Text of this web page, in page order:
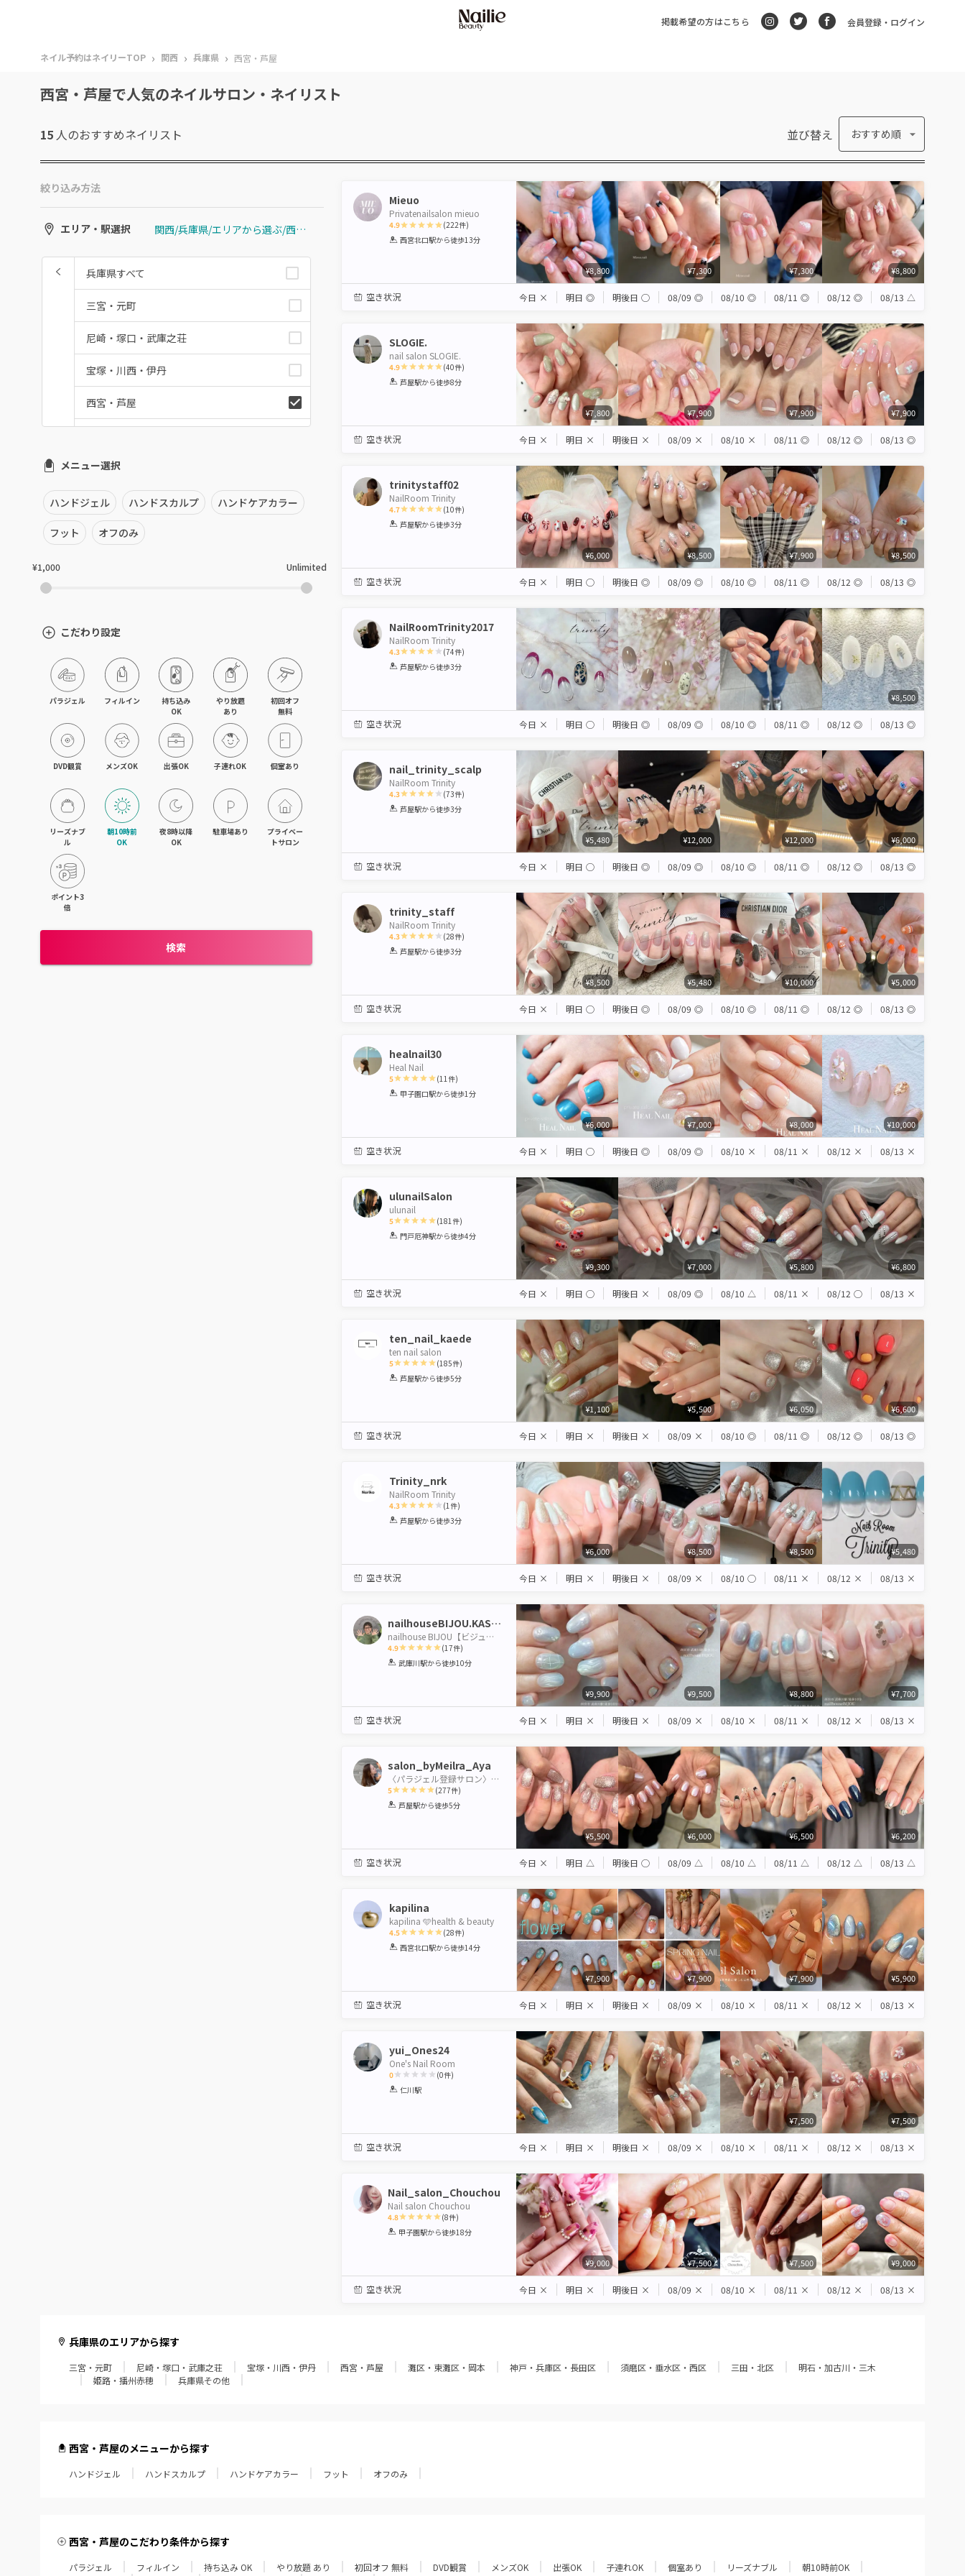
掲載希望の方はこちら 会員登録・ログイン
ネイル予約はネイリーTOP › 関西 › 兵庫県 › 西宮・芦屋
西宮・芦屋で人気のネイルサロン・ネイリスト
15 人のおすすめネイリスト 並び替え おすすめ順
絞り込み方法
エリア・駅選択 関西/兵庫県/エリアから選ぶ/西宮・芦屋
兵庫県すべて
三宮・元町
尼崎・塚口・武庫之荘
宝塚・川西・伊丹
西宮・芦屋
神戸・兵庫区・長田区
須磨区・垂水区・西区
三田・北区
兵庫県その他
メニュー選択
ハンドジェル ハンドスカルプ ハンドケアカラー
フット オフのみ
¥1,000 Unlimited
こだわり設定
パラジェル フィルイン
持ち込み
OK
やり放題
あり
初回オフ
無料
DVD観賞 メンズOK 出張OK 子連れOK 個室あり
リーズナブ
ル
朝10時前
OK
夜8時以降
OK
駐車場あり
プライベー
トサロン
ポイント3
倍
検索
Mieuo
Privatenailsalon mieuo
4.9
1 2 3 4 5
(222件)
西宮北口駅から徒歩13分
¥8,800 ¥7,300 ¥7,300 ¥8,800
空き状況 今日 × 明日 ◎ 明後日 ◯ 08/09 ◎ 08/10 ◎ 08/11 ◎ 08/12 ◎ 08/13 △
SLOGIE.
nail salon SLOGIE.
4.9
1 2 3 4 5
(40件)
芦屋駅から徒歩8分
¥7,800 ¥7,900 ¥7,900 ¥7,900
空き状況 今日 × 明日 × 明後日 × 08/09 × 08/10 × 08/11 ◎ 08/12 ◎ 08/13 ◎
trinitystaff02
NailRoom Trinity
4.7
1 2 3 4 5
(10件)
芦屋駅から徒歩3分
¥6,000 ¥8,500 ¥7,900 ¥8,500
空き状況 今日 × 明日 ◯ 明後日 ◎ 08/09 ◎ 08/10 ◎ 08/11 ◎ 08/12 ◎ 08/13 ◎
NailRoomTrinity2017
NailRoom Trinity
4.3
1 2 3 4 5
(74件)
芦屋駅から徒歩3分
¥8,500
空き状況 今日 × 明日 ◯ 明後日 ◎ 08/09 ◎ 08/10 ◎ 08/11 ◎ 08/12 ◎ 08/13 ◎
nail_trinity_scalp
NailRoom Trinity
4.3
1 2 3 4 5
(73件)
芦屋駅から徒歩3分
¥5,480 ¥12,000 ¥12,000 ¥6,000
空き状況 今日 × 明日 ◯ 明後日 ◎ 08/09 ◎ 08/10 ◎ 08/11 ◎ 08/12 ◎ 08/13 ◎
trinity_staff
NailRoom Trinity
4.3
1 2 3 4 5
(28件)
芦屋駅から徒歩3分
¥8,500 ¥5,480 ¥10,000 ¥5,000
空き状況 今日 × 明日 ◯ 明後日 ◎ 08/09 ◎ 08/10 ◎ 08/11 ◎ 08/12 ◎ 08/13 ◎
healnail30
Heal Nail
5
1 2 3 4 5
(11 件)
甲子園口駅から徒歩1分
¥6,000 ¥7,000 ¥8,000 ¥10,000
空き状況 今日 × 明日 ◯ 明後日 ◎ 08/09 ◎ 08/10 × 08/11 × 08/12 × 08/13 ×
ulunailSalon
ulunail
5
1 2 3 4 5
(181 件)
門戸厄神駅から徒歩4分
¥9,300 ¥7,000 ¥5,800 ¥6,800
空き状況 今日 × 明日 ◯ 明後日 × 08/09 ◎ 08/10 △ 08/11 × 08/12 ◯ 08/13 ×
ten_nail_kaede
ten nail salon
5
1 2 3 4 5
(185件)
芦屋駅から徒歩5分
¥1,100 ¥5,500 ¥6,050 ¥6,600
空き状況 今日 × 明日 × 明後日 × 08/09 × 08/10 ◎ 08/11 ◎ 08/12 ◎ 08/13 ◎
Trinity_nrk
NailRoom Trinity
4.3
1 2 3 4 5
(1 件)
芦屋駅から徒歩3分
¥6,000 ¥8,500 ¥8,500 ¥5,480
空き状況 今日 × 明日 × 明後日 × 08/09 × 08/10 ◯ 08/11 × 08/12 × 08/13 ×
nailhouseBIJOU.KASUMI
nailhouse BIJOU【ビジュー】
4.9
1 2 3 4 5
(17件)
武庫川駅から徒歩10分
¥9,900 ¥9,500 ¥8,800 ¥7,700
空き状況 今日 × 明日 × 明後日 × 08/09 × 08/10 × 08/11 × 08/12 × 08/13 ×
salon_byMeilra_Aya
〈パラジェル登録サロン〉salon by Meilra
5
1 2 3 4 5
(277件)
芦屋駅から徒歩5分
¥5,500 ¥6,000 ¥6,500 ¥6,200
空き状況 今日 × 明日 △ 明後日 ◯ 08/09 △ 08/10 △ 08/11 △ 08/12 △ 08/13 △
kapilina
kapilina 🩵health & beauty
4.5
1 2 3 4 5
(28件)
西宮北口駅から徒歩14分
¥7,900 ¥7,900 ¥7,900 ¥5,900
空き状況 今日 × 明日 × 明後日 × 08/09 × 08/10 × 08/11 × 08/12 × 08/13 ×
yui_Ones24
One's Nail Room
0
1 2 3 4
(0件)
仁川駅
¥7,500 ¥7,500
空き状況 今日 × 明日 × 明後日 × 08/09 × 08/10 × 08/11 × 08/12 × 08/13 ×
Nail_salon_Chouchou
Nail salon Chouchou
4.8
1 2 3 4 5
(8件)
甲子園駅から徒歩18分
¥9,000 ¥7,500 ¥7,500 ¥9,000
空き状況 今日 × 明日 × 明後日 × 08/09 × 08/10 × 08/11 × 08/12 × 08/13 ×
兵庫県のエリアから探す
三宮・元町 尼崎・塚口・武庫之荘 宝塚・川西・伊丹 西宮・芦屋 灘区・東灘区・岡本 神戸・兵庫区・長田区 須磨区・垂水区・西区 三田・北区
明石・加古川・三木
姫路・播州赤穂
兵庫県その他
西宮・芦屋のメニューから探す
ハンドジェル ハンドスカルプ ハンドケアカラー フット オフのみ
西宮・芦屋のこだわり条件から探す
パラジェル フィルイン 持ち込み OK やり放題 あり 初回オフ 無料 DVD観賞 メンズOK 出張OK 子連れOK 個室あり リーズナブル
朝10時前OK